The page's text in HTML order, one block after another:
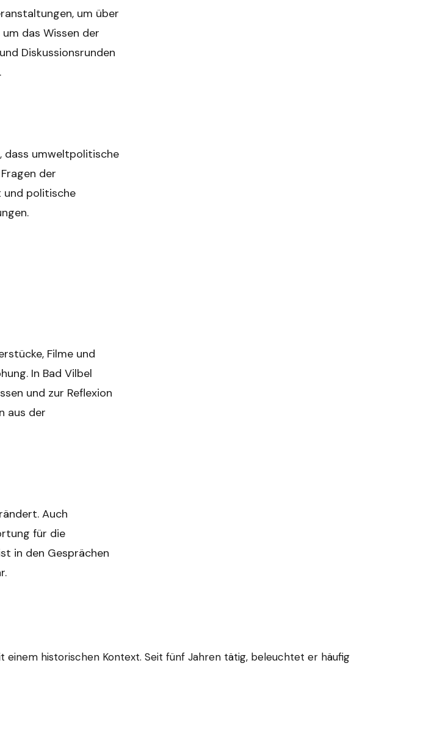
um über
das Wissen der
Diskussionsrunden
dass umweltpolitische
der
und politische
Filme und
In Bad Vilbel
und zur Reflexion
aus der
Auch
für die
in den Gesprächen
historischen Kontext. Seit fünf Jahren tätig, beleuchtet er häufig